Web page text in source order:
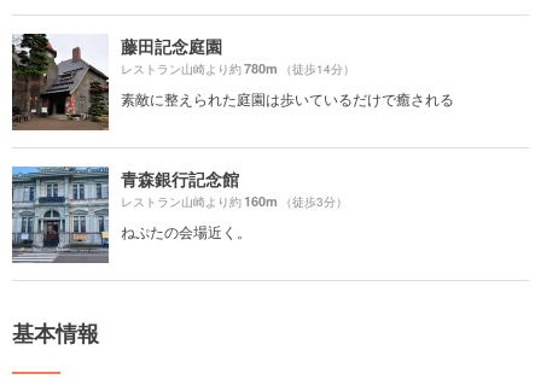
藤田記念庭園
レストラン山崎より約780m （徒歩14分）
素敵に整えられた庭園は歩いているだけで癒される
青森銀行記念館
レストラン山崎より約160m （徒歩3分）
ねぷたの会場近く。
基本情報